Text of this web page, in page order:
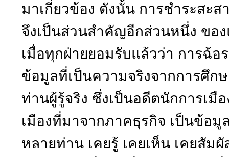
มาเกี่ยวข้อง ดังนั้น การชำระสะ
จึงเป็นส่วนสำคัญอีกส่วนหนึ่ง ขอ
เมื่อทุกฝ่ายยอมรับแล้วว่า การฉ้
ข้อมูลที่เป็นความจริงจากการศึก
ท่านผู้รู้จริง ซึ่งเป็นอดีตนักการเมื
เมืองที่มาจากภาคธุรกิจ เป็นข้อ
หลายท่าน เคยรู้ เคยเห็น เคยสัม